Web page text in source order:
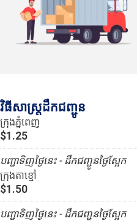
វិធីសាស្រ្តដឹកជញ្ជូន
ក្រុងភ្នំពេញ
$1.25
បញ្ជាទិញថ្ងៃនេះ - ដឹកជញ្ជូនថ្ងៃស្អែក
ក្រុងតាខ្មៅ
$1.50
បញ្ជាទិញថ្ងៃនេះ - ដឹកជញ្ជូនថ្ងៃស្អែក